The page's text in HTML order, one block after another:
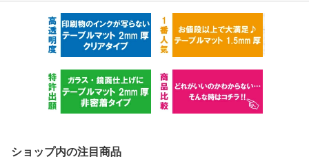
ショップ内の注目商品